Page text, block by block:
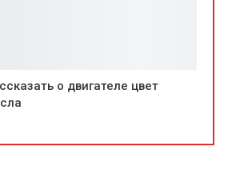
о двигателе цвет